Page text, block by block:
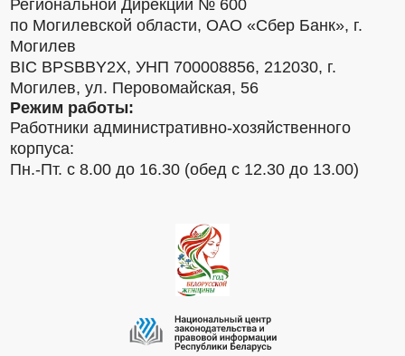
Региональной Дирекции № 600
по Могилевской области, ОАО «Сбер Банк», г.
Могилев
BIC BPSBBY2X, УНП 700008856, 212030, г.
Могилев, ул. Перовомайская, 56
Режим работы:
Работники административно-хозяйственного
корпуса:
Пн.-Пт. с 8.00 до 16.30 (обед с 12.30 до 13.00)